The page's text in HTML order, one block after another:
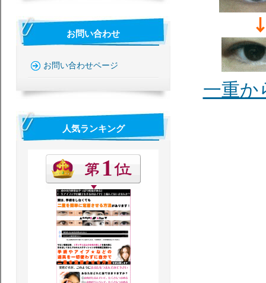
一重か
お問い合わせ
お問い合わせページ
人気ランキング